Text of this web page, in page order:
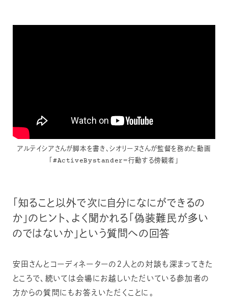
アルテイシアさんが脚本を書き、シオリーヌさんが監督を務めた動画
「#ActiveBystander＝行動する傍観者」
「知ること以外で次に自分になにができるの
か」のヒント、よく聞かれる「偽装難民が多い
のではないか」という質問への回答
安田さんとコーディネーターの２人との対談も深まってきた
ところで、続いては会場にお越しいただいている参加者の
方からの質問にもお答えいただくことに。